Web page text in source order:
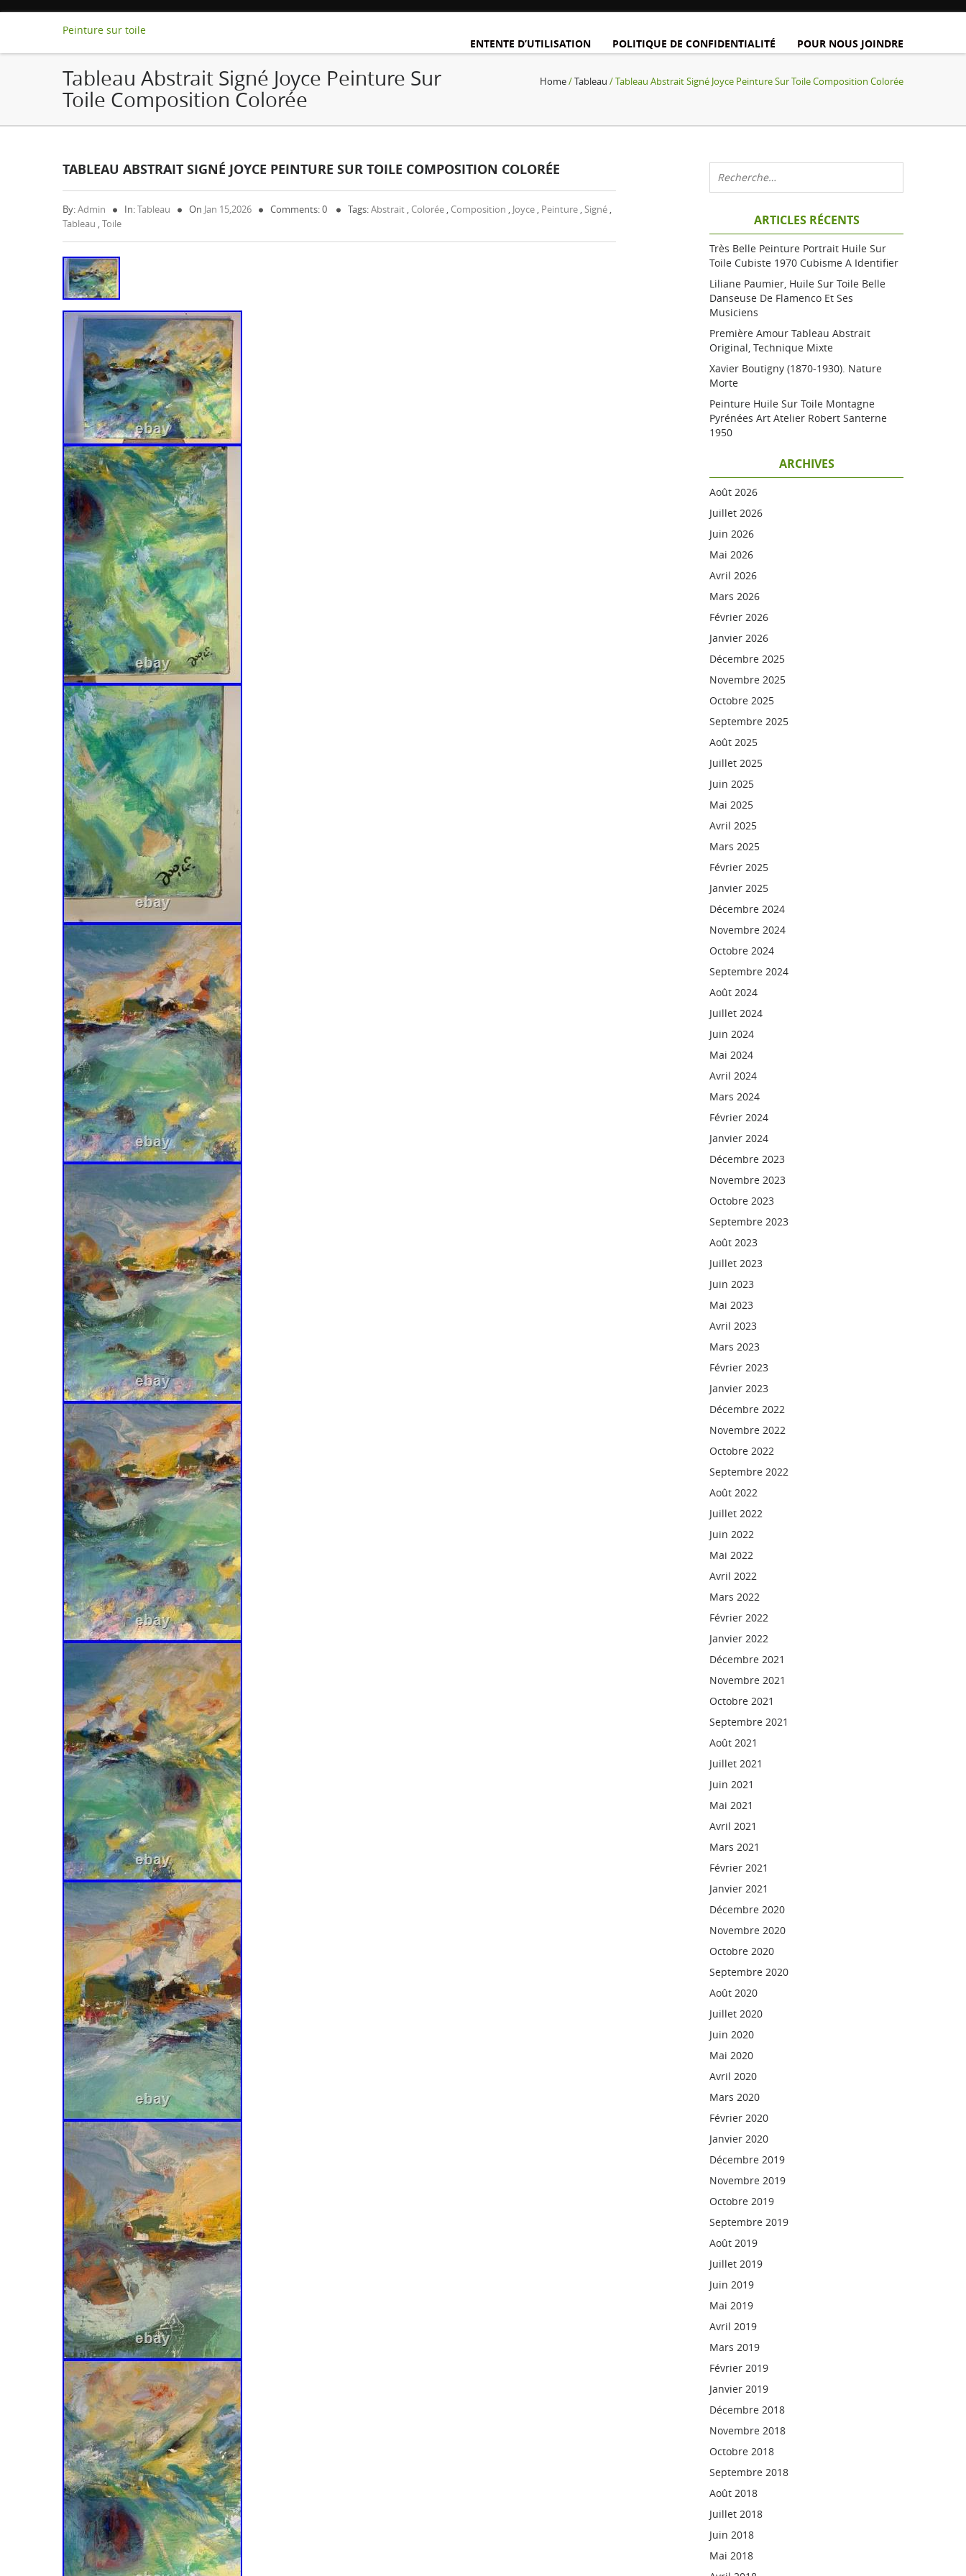
Peinture sur toile
ENTENTE D’UTILISATION
POLITIQUE DE CONFIDENTIALITÉ POUR NOUS JOINDRE
Tableau Abstrait Signé Joyce Peinture Sur
Toile Composition Colorée
Home/Tableau / Tableau Abstrait Signé Joyce Peinture Sur Toile Composition Colorée
TABLEAU ABSTRAIT SIGNÉ JOYCE PEINTURE SUR TOILE COMPOSITION COLORÉE
By:Admin In:Tableau On Jan 15,2026 Comments: 0 Tags:Abstrait , Colorée , Composition , Joyce , Peinture ,Signé ,
Tableau ,Toile ARTICLES RÉCENTS
Très Belle Peinture Portrait Huile Sur
Toile Cubiste 1970 Cubisme A Identifier
Liliane Paumier, Huile Sur Toile Belle
Danseuse De Flamenco Et Ses
Musiciens
Première Amour Tableau Abstrait
Original, Technique Mixte
Xavier Boutigny (1870-1930). Nature
Morte
Peinture Huile Sur Toile Montagne
Pyrénées Art Atelier Robert Santerne
1950
ARCHIVES
Août 2026
Juillet 2026
Juin 2026
Mai 2026
Avril 2026
Mars 2026
Février 2026
Janvier 2026
Décembre 2025
Novembre 2025
Octobre 2025
Septembre 2025
Août 2025
Juillet 2025
Juin 2025
Mai 2025
Avril 2025
Mars 2025
Février 2025
Janvier 2025
Décembre 2024
Novembre 2024
Octobre 2024
Septembre 2024
Août 2024
Juillet 2024
Juin 2024
Mai 2024
Avril 2024
Mars 2024
Février 2024
Janvier 2024
Décembre 2023
Novembre 2023
Octobre 2023
Septembre 2023
Août 2023
Juillet 2023
Juin 2023
Mai 2023
Avril 2023
Mars 2023
Février 2023
Janvier 2023
Décembre 2022
Novembre 2022
Octobre 2022
Septembre 2022
Août 2022
Juillet 2022
Juin 2022
Mai 2022
Avril 2022
Mars 2022
Février 2022
Janvier 2022
Décembre 2021
Novembre 2021
Octobre 2021
Septembre 2021
Août 2021
Juillet 2021
Juin 2021
Mai 2021
Avril 2021
Mars 2021
Février 2021
Janvier 2021
Décembre 2020
Novembre 2020
Octobre 2020
Septembre 2020
Août 2020
Juillet 2020
Juin 2020
Mai 2020
Avril 2020
Mars 2020
Février 2020
Janvier 2020
Décembre 2019
Novembre 2019
Octobre 2019
Septembre 2019
Août 2019
Juillet 2019
Juin 2019
Mai 2019
Avril 2019
Mars 2019
Février 2019
Janvier 2019
Décembre 2018
Novembre 2018
Octobre 2018
Septembre 2018
Août 2018
Juillet 2018
Juin 2018
Mai 2018